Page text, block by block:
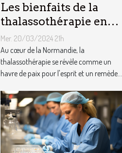
Les bienfaits de la
thalassothérapie en
Normandie : entre
soin et évasion
Mer. 20/03/2024 21h
Au cœur de la Normandie, la
thalassothérapie se révèle comme un
havre de paix pour l'esprit et un remède...